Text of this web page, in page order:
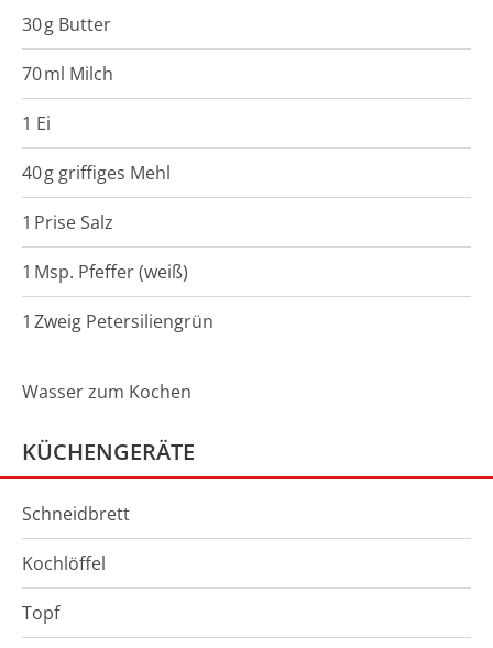
30g Butter
70ml Milch
1 Ei
40g griffiges Mehl
1 PriseSalz
1 Msp. Pfeffer (weiß)
1 Zweig Petersiliengrün
Wasser zum Kochen
KÜCHENGERÄTE
Schneidbrett
Kochlöffel
Topf